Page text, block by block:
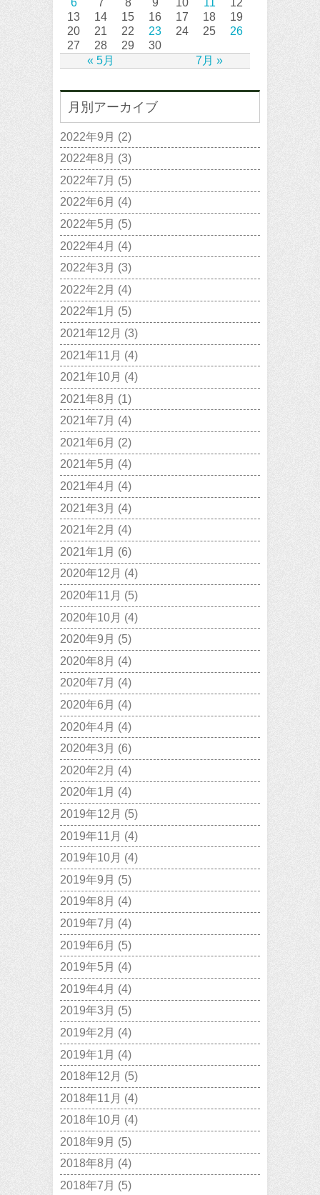
« 5月 7月 »
13
14 15 16 17 18
19
20
21 22 23 24 25
26
27
28 29 30
月別アーカイブ
2022年9月 (2)
2022年8月 (3)
2022年7月 (5)
2022年6月 (4)
2022年5月 (5)
2022年4月 (4)
2022年3月 (3)
2022年2月 (4)
2022年1月 (5)
2021年12月 (3)
2021年11月 (4)
2021年10月 (4)
2021年8月 (1)
2021年7月 (4)
2021年6月 (2)
2021年5月 (4)
2021年4月 (4)
2021年3月 (4)
2021年2月 (4)
2021年1月 (6)
2020年12月 (4)
2020年11月 (5)
2020年10月 (4)
2020年9月 (5)
2020年8月 (4)
2020年7月 (4)
2020年6月 (4)
2020年4月 (4)
2020年3月 (6)
2020年2月 (4)
2020年1月 (4)
2019年12月 (5)
2019年11月 (4)
2019年10月 (4)
2019年9月 (5)
2019年8月 (4)
2019年7月 (4)
2019年6月 (5)
2019年5月 (4)
2019年4月 (4)
2019年3月 (5)
2019年2月 (4)
2019年1月 (4)
2018年12月 (5)
2018年11月 (4)
2018年10月 (4)
2018年9月 (5)
2018年8月 (4)
2018年7月 (5)